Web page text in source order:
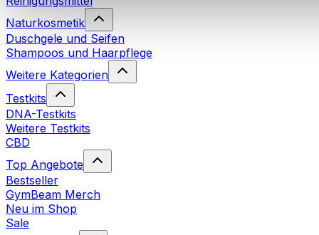
Naturkosmetik
Duschgele und Seifen
Shampoos und Haarpflege
Weitere Kategorien
Testkits
DNA-Testkits
Weitere Testkits
CBD
Top Angebote
Bestseller
GymBeam Merch
Neu im Shop
Sale